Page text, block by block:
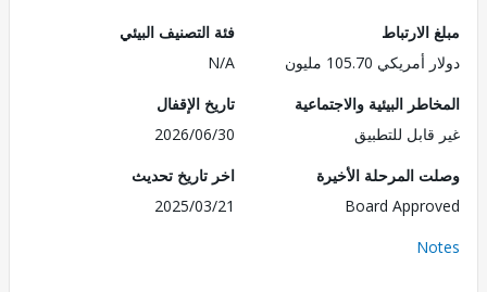
105.70 مليون
فئة التصنيف البيئي
N/A
البيئية والاجتماعية
للتطبيق
تاريخ الإقفال
2026/06/30
المرحلة الأخيرة
Board
اخر تاريخ تحديث
2025/03/21